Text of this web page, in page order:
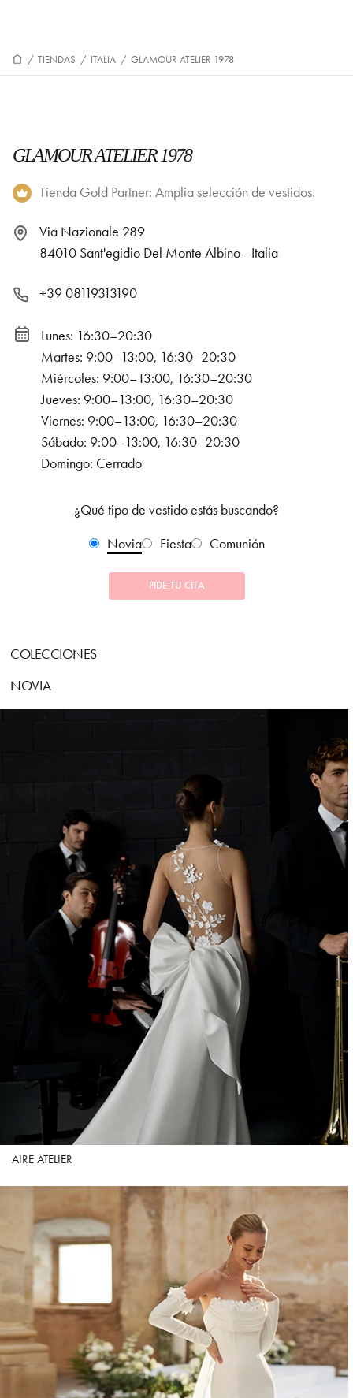
/ TIENDAS / ITALIA / GLAMOUR ATELIER 1978
GLAMOUR ATELIER 1978
Tienda Gold Partner: Amplia selección de vestidos.
Via Nazionale 289
84010 Sant'egidio Del Monte Albino - Italia
+39 08119313190
Lunes: 16:30–20:30
Martes: 9:00–13:00, 16:30–20:30
Miércoles: 9:00–13:00, 16:30–20:30
Jueves: 9:00–13:00, 16:30–20:30
Viernes: 9:00–13:00, 16:30–20:30
Sábado: 9:00–13:00, 16:30–20:30
Domingo: Cerrado
¿Qué tipo de vestido estás buscando?
Novia
Fiesta Comunión
PIDE TU CITA
COLECCIONES
NOVIA
AIRE ATELIER